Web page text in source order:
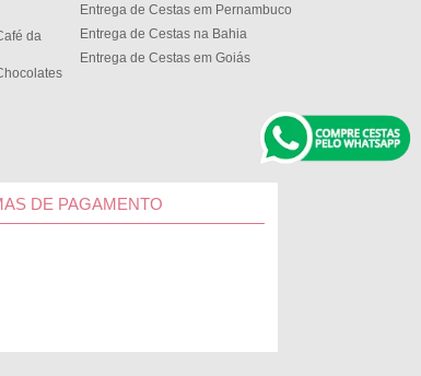
da
Entrega de Cestas em Pernambuco
Entrega de Cestas na Bahia
Entrega de Cestas em Goiás
DE PAGAMENTO